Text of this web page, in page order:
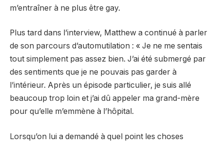
m’entraîner à ne plus être gay.
Plus tard dans l’interview, Matthew a continué à parler
de son parcours d’automutilation : « Je ne me sentais
tout simplement pas assez bien. J’ai été submergé par
des sentiments que je ne pouvais pas garder à
l’intérieur. Après un épisode particulier, je suis allé
beaucoup trop loin et j’ai dû appeler ma grand-mère
pour qu’elle m’emmène à l’hôpital.
Lorsqu’on lui a demandé à quel point les choses